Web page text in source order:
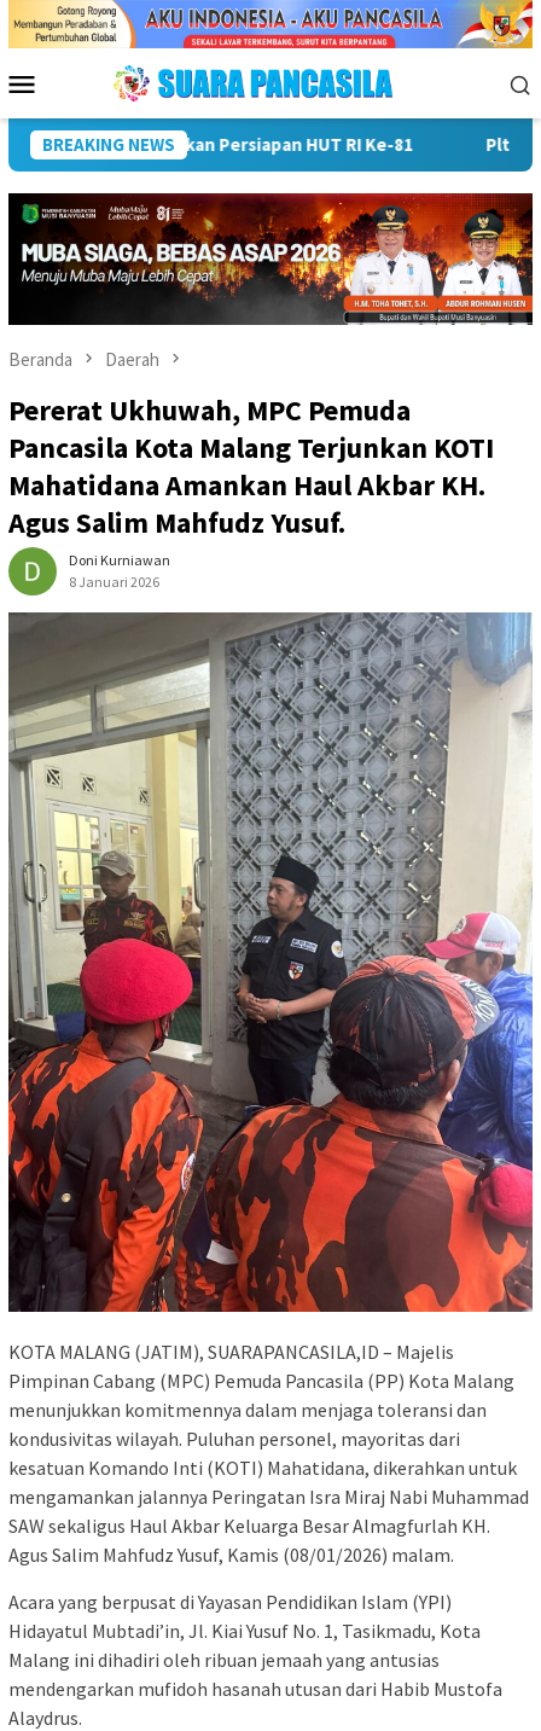
Menu
Mobile
BREAKING NEWS
88 Perkara Di Kejari Rejang Lebong Plt Bupati
Beranda Daerah
Pererat Ukhuwah, MPC Pemuda
Pancasila Kota Malang Terjunkan KOTI
Mahatidana Amankan Haul Akbar KH.
Agus Salim Mahfudz Yusuf.
Doni Kurniawan
8 Januari 2026
KOTA MALANG (JATIM), SUARAPANCASILA,ID – Majelis
Pimpinan Cabang (MPC) Pemuda Pancasila (PP) Kota Malang
menunjukkan komitmennya dalam menjaga toleransi dan
kondusivitas wilayah. Puluhan personel, mayoritas dari
kesatuan Komando Inti (KOTI) Mahatidana, dikerahkan untuk
mengamankan jalannya Peringatan Isra Miraj Nabi Muhammad
SAW sekaligus Haul Akbar Keluarga Besar Almagfurlah KH.
Agus Salim Mahfudz Yusuf, Kamis (08/01/2026) malam.
​Acara yang berpusat di Yayasan Pendidikan Islam (YPI)
Hidayatul Mubtadi’in, Jl. Kiai Yusuf No. 1, Tasikmadu, Kota
Malang ini dihadiri oleh ribuan jemaah yang antusias
mendengarkan mufidoh hasanah utusan dari Habib Mustofa
Alaydrus.